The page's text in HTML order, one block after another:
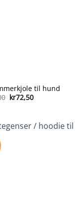
til hund
Opprinnelig
pris
kr72,50Nåværende
pris